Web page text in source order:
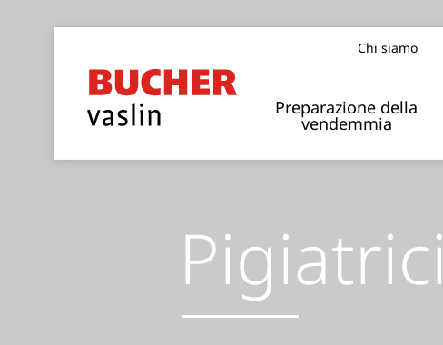
Chi siamo
Preparazione della
vendemmia
Pigiatrici